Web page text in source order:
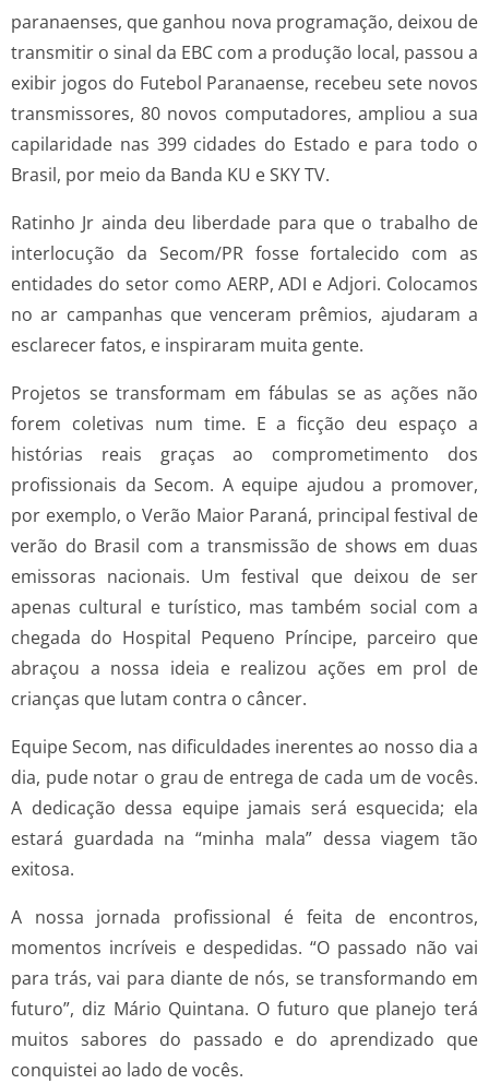
paranaenses, que ganhou nova programação, deixou de
transmitir o sinal da EBC com a produção local, passou a
exibir jogos do Futebol Paranaense, recebeu sete novos
transmissores, 80 novos computadores, ampliou a sua
capilaridade nas 399 cidades do Estado e para todo o
Brasil, por meio da Banda KU e SKY TV.
Ratinho Jr ainda deu liberdade para que o trabalho de
interlocução da Secom/PR fosse fortalecido com as
entidades do setor como AERP, ADI e Adjori. Colocamos
no ar campanhas que venceram prêmios, ajudaram a
esclarecer fatos, e inspiraram muita gente.
Projetos se transformam em fábulas se as ações não
forem coletivas num time. E a ficção deu espaço a
histórias reais graças ao comprometimento dos
profissionais da Secom. A equipe ajudou a promover,
por exemplo, o Verão Maior Paraná, principal festival de
verão do Brasil com a transmissão de shows em duas
emissoras nacionais. Um festival que deixou de ser
apenas cultural e turístico, mas também social com a
chegada do Hospital Pequeno Príncipe, parceiro que
abraçou a nossa ideia e realizou ações em prol de
crianças que lutam contra o câncer.
Equipe Secom, nas dificuldades inerentes ao nosso dia a
dia, pude notar o grau de entrega de cada um de vocês.
A dedicação dessa equipe jamais será esquecida; ela
estará guardada na “minha mala” dessa viagem tão
exitosa.
A nossa jornada profissional é feita de encontros,
momentos incríveis e despedidas. “O passado não vai
para trás, vai para diante de nós, se transformando em
futuro”, diz Mário Quintana. O futuro que planejo terá
muitos sabores do passado e do aprendizado que
conquistei ao lado de vocês.